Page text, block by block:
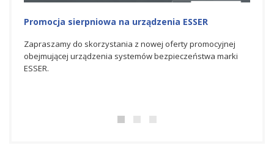
Promocja sierpniowa na urządzenia ESSER
Zapraszamy do skorzystania z nowej oferty promocyjnej
obejmującej urządzenia systemów bezpieczeństwa marki
ESSER.